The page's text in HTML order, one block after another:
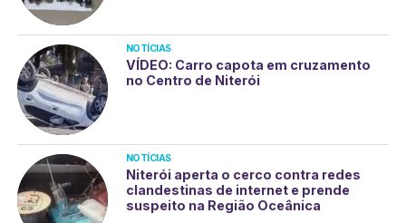
NOTÍCIAS
VÍDEO: Carro capota em cruzamento
no Centro de Niterói
NOTÍCIAS
Niterói aperta o cerco contra redes
clandestinas de internet e prende
suspeito na Região Oceânica